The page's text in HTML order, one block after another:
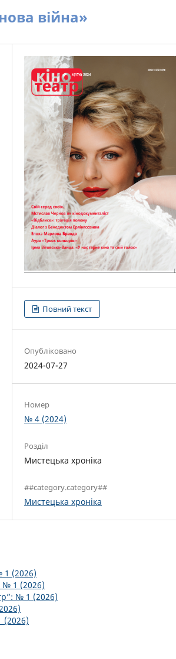
війна»
Повний текст
Опубліковано
2024-07-27
Номер
№ 4 (2024)
Розділ
Мистецька хроніка
##category.category##
Мистецька хроніка
1 (2026)
№ 1 (2026)
№ 1 (2026)
(2026)